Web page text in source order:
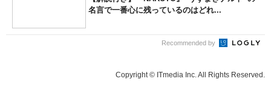
名言で一番心に残っているのはどれ...
Recommended by
Copyright © ITmedia Inc. All Rights Reserved.